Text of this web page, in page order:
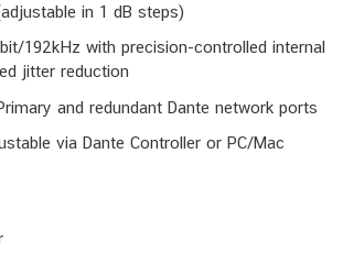
in 1 dB steps)
192kHz with precision-controlled internal
jitter reduction
and redundant Dante network ports
via Dante Controller or PC/Mac